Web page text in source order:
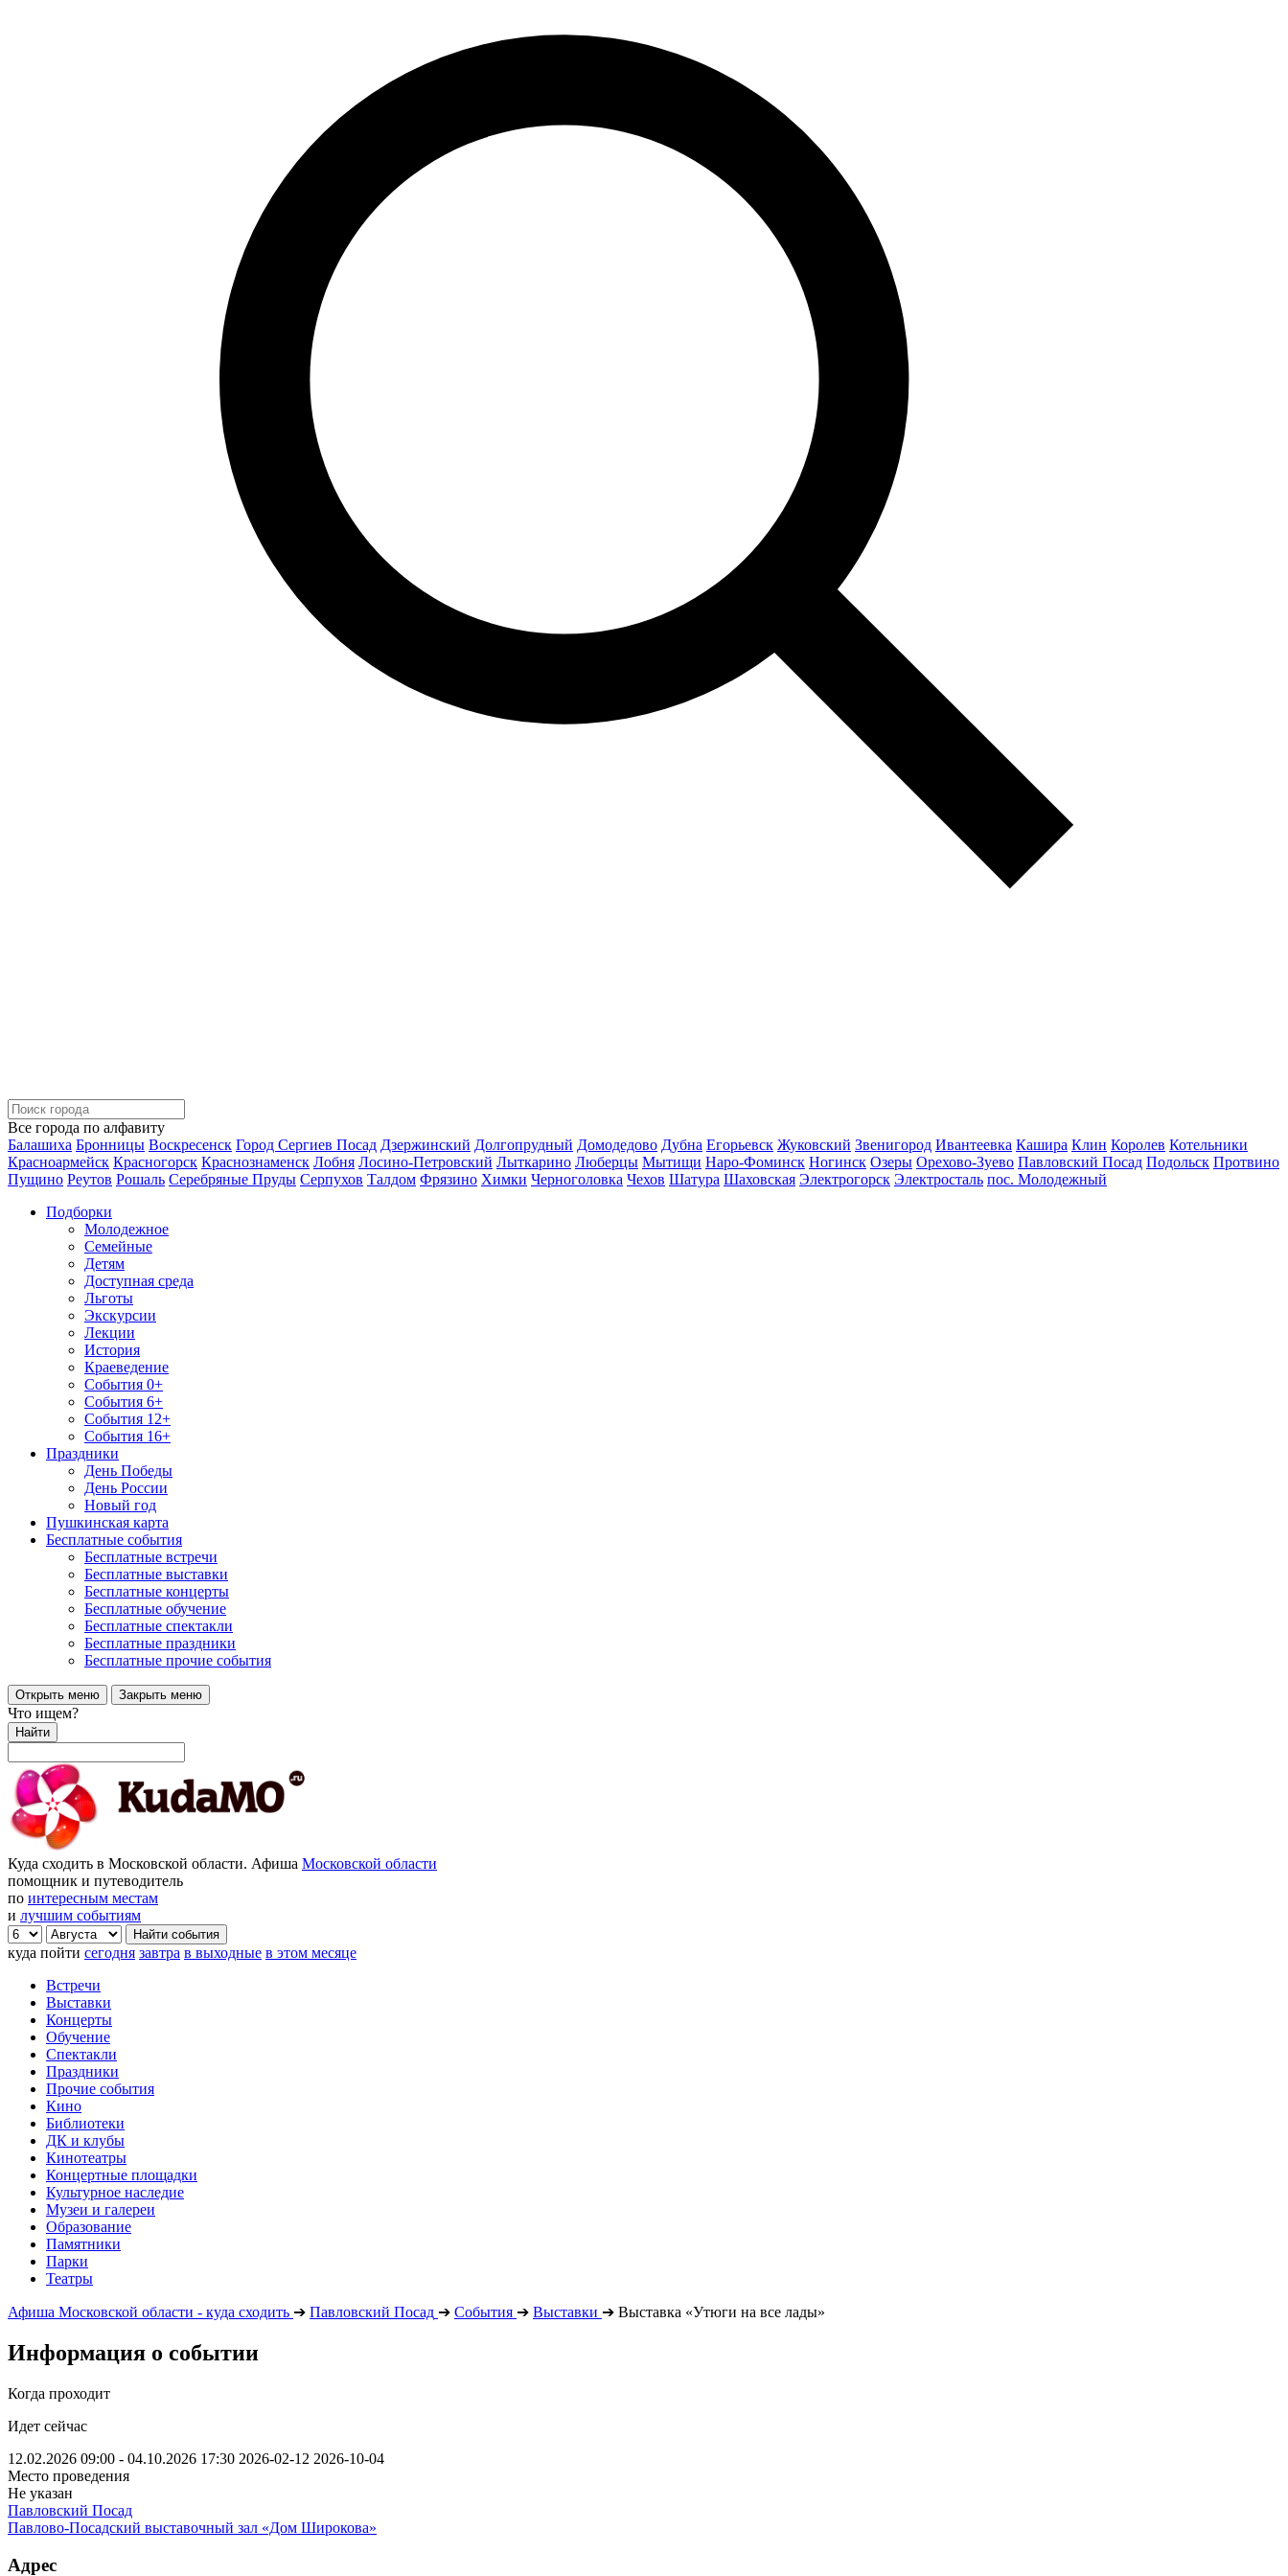
Все города по алфавиту
Балашиха Бронницы Воскресенск Город Сергиев Посад Дзержинский Долгопрудный Домодедово Дубна Егорьевск Жуковский Звенигород Ивантеевка Кашира Клин Королев Котельники
Красноармейск Красногорск Краснознаменск Лобня Лосино-Петровский Лыткарино Люберцы Мытищи Наро-Фоминск Ногинск Озеры Орехово-Зуево Павловский Посад Подольск Протвино
Пущино Реутов Рошаль Серебряные Пруды Серпухов Талдом Фрязино Химки Черноголовка Чехов Шатура Шаховская Электрогорск Электросталь пос. Молодежный
Подборки
Молодежное
Семейные
Детям
Доступная среда
Льготы
Экскурсии
Лекции
История
Краеведение
События 0+
События 6+
События 12+
События 16+
Праздники
День Победы
День России
Новый год
Пушкинская карта
Бесплатные события
Бесплатные встречи
Бесплатные выставки
Бесплатные концерты
Бесплатные обучение
Бесплатные спектакли
Бесплатные праздники
Бесплатные прочие события
Открыть меню Закрыть меню
Что ищем?
Найти
Куда сходить в Московской области. Афиша Московской области
помощник и путеводитель
по интересным местам
и лучшим событиям
куда пойти сегодня завтра в выходные в этом месяце
Встречи
Выставки
Концерты
Обучение
Спектакли
Праздники
Прочие события
Кино
Библиотеки
ДК и клубы
Кинотеатры
Концертные площадки
Культурное наследие
Музеи и галереи
Образование
Памятники
Парки
Театры
Афиша Московской области - куда сходить ➔ Павловский Посад ➔ События ➔ Выставки ➔ Выставка «Утюги на все лады»
Информация о событии
Когда проходит
Идет сейчас
12.02.2026 09:00 - 04.10.2026 17:30 2026-02-12 2026-10-04
Место проведения
Не указан
Павловский Посад
Павлово-Посадский выставочный зал «Дом Широкова»
Адрес